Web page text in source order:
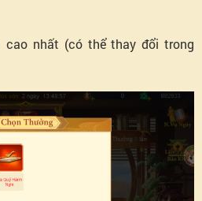
cao nhất (có thể thay đổi trong